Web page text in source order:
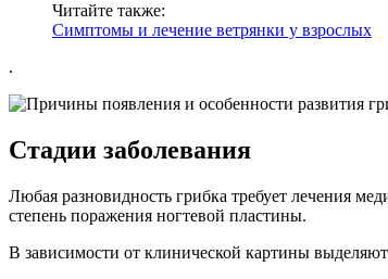
Читайте также:
Симптомы и лечение ветрянки у взрослых
.
Стадии заболевания
Любая разновидность грибка требует лечения
степень поражения ногтевой пластины.
В зависимости от клинической картины